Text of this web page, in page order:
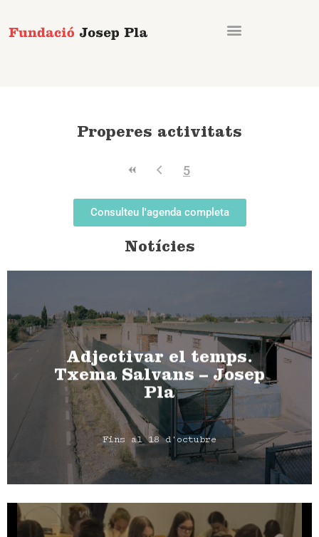
al
Properes activitats
5
Consulteu l'agenda completa
Notícies
Adjectivar el temps.
Txema Salvans – Josep
Pla
Fins al 18 d'octubre